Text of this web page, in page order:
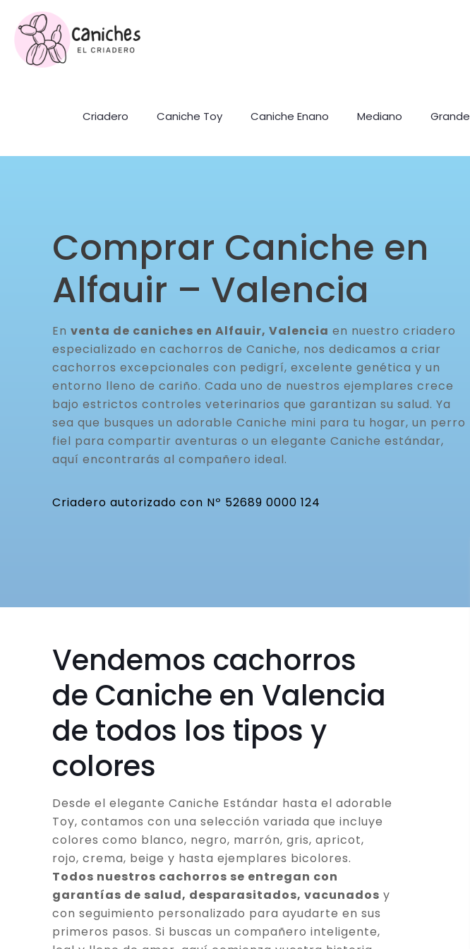
Criadero Caniche Toy Caniche Enano Mediano Grande
Comprar Caniche en
Alfauir – Valencia
En venta de caniches en Alfauir, Valencia en nuestro criadero
especializado en cachorros de Caniche, nos dedicamos a criar
cachorros excepcionales con pedigrí, excelente genética y un
entorno lleno de cariño. Cada uno de nuestros ejemplares crece
bajo estrictos controles veterinarios que garantizan su salud. Ya
sea que busques un adorable Caniche mini para tu hogar, un perro
fiel para compartir aventuras o un elegante Caniche estándar,
aquí encontrarás al compañero ideal.
Criadero autorizado con Nº 52689 0000 124
Vendemos cachorros
de Caniche en Valencia
de todos los tipos y
colores
Desde el elegante Caniche Estándar hasta el adorable
Toy, contamos con una selección variada que incluye
colores como blanco, negro, marrón, gris, apricot,
rojo, crema, beige y hasta ejemplares bicolores.
Todos nuestros cachorros se entregan con
garantías de salud, desparasitados, vacunados y
con seguimiento personalizado para ayudarte en sus
primeros pasos. Si buscas un compañero inteligente,